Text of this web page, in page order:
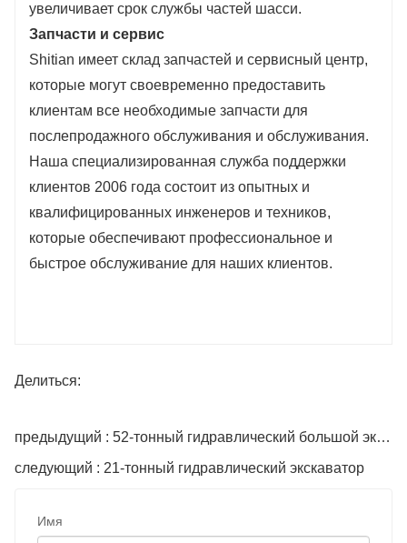
увеличивает срок службы частей шасси.
Запчасти и сервис
Shitian имеет склад запчастей и сервисный центр,
которые могут своевременно предоставить
клиентам все необходимые запчасти для
послепродажного обслуживания и обслуживания.
Наша специализированная служба поддержки
клиентов 2006 года состоит из опытных и
квалифицированных инженеров и техников,
которые обеспечивают профессиональное и
быстрое обслуживание для наших клиентов.
Делиться:
предыдущий : 52-тонный гидравлический большой экскаватор
следующий : 21-тонный гидравлический экскаватор
Имя